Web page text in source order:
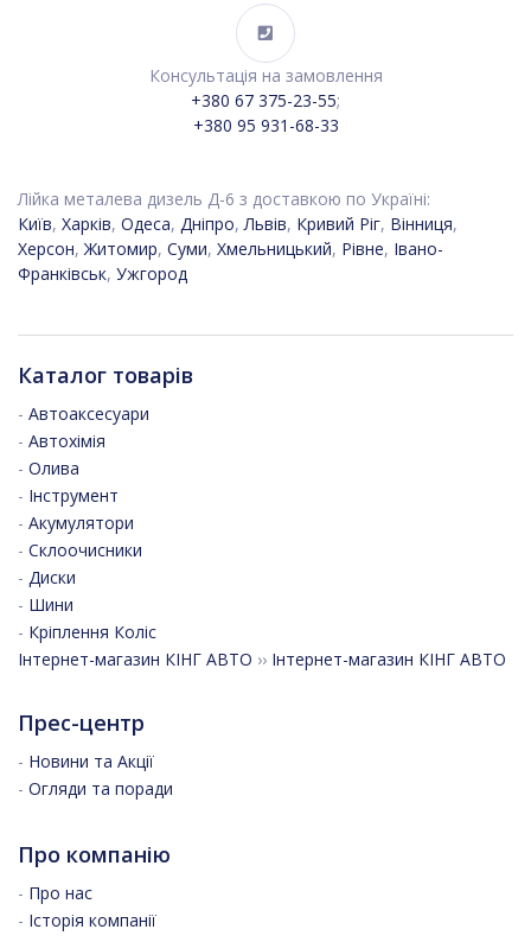
Консультація на замовлення
+380 67 375-23-55;
+380 95 931-68-33
Лійка металева дизель Д-6 з доставкою по Україні:
Київ, Харків, Одеса, Дніпро,Львів, Кривий Ріг, Вінниця,
Херсон,Житомир, Суми, Хмельницький, Рівне, Івано-
Франківськ, Ужгород
Каталог товарів
- Автоаксесуари
- Автохімія
- Олива
- Інструмент
- Акумулятори
- Склоочисники
- Диски
- Шини
- Кріплення Коліс
Інтернет-магазин КІНГ АВТО ›› Інтернет-магазин КІНГ АВТО
Прес-центр
- Новини та Акції
- Огляди та поради
Про компанію
- Про нас
- Історія компанії